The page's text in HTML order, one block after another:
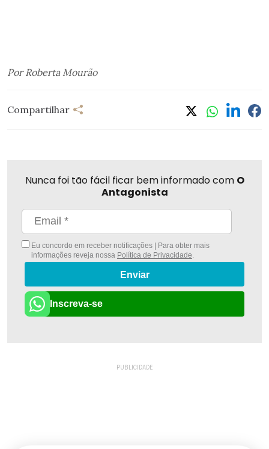
Por Roberta Mourão
Compartilhar
Nunca foi tão fácil ficar bem informado com O
Antagonista
Eu concordo em receber notificações | Para obter mais
informações reveja nossa Política de Privacidade
Enviar
Inscreva-se